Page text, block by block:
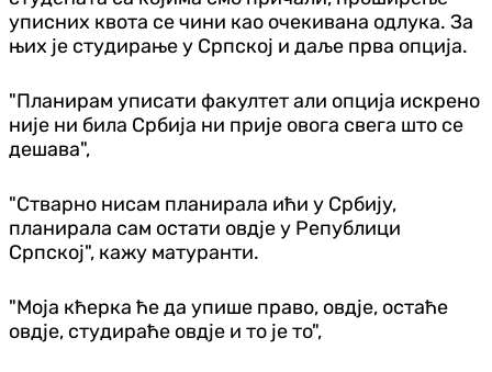
уписних квота се чини као очекивана одлука. За
њих је студирање у Српској и даље прва опција.
"Планирам уписати факултет али опција искрено
није ни била Србија ни прије овога свега што се
дешава",
"Стварно нисам планирала ићи у Србију,
планирала сам остати овдје у Републици
Српској", кажу матуранти.
"Моја кћерка ће да упише право, овдје, остаће
овдје, студираће овдје и то је то",